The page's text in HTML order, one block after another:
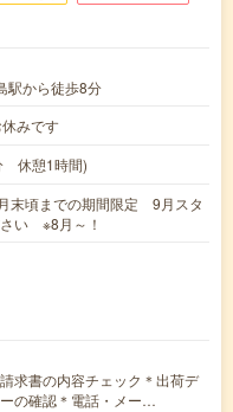
駅から徒歩8分
みです
休憩1時間)
末頃までの期間限定 9月スタ
い ※8月～！
求書の内容チェック＊出荷デ
の確認＊電話・メー…